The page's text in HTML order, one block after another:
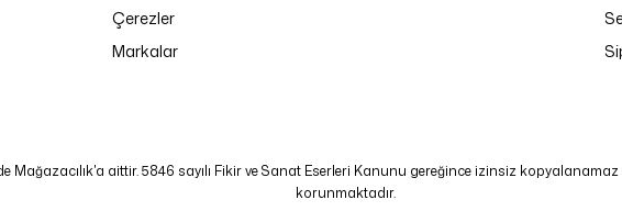
Çerezler
Markalar
aittir. 5846 sayılı Fikir ve Sanat Eserleri Kanunu gereğince izinsiz
korunmaktadır.